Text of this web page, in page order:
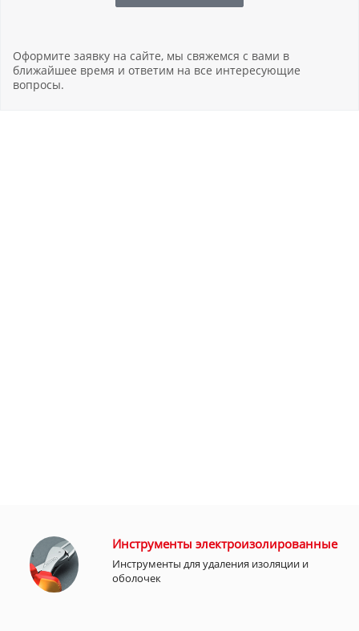
Оформите заявку на сайте, мы свяжемся с вами в
ближайшее время и ответим на все интересующие
вопросы.
Инструменты электроизолированные
Инструменты для удаления изоляции и
оболочек